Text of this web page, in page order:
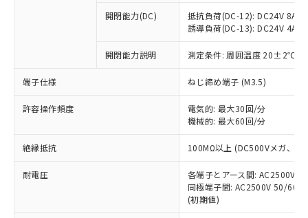
開閉能力(DC)
抵抗負荷(DC-12): DC24V 8A/
誘導負荷(DC-13): DC24V 4A/
開閉能力説明 測定条件: 周囲温度 20±2℃、
端子仕様 ねじ締め端子 (M3.5)
許容操作頻度
電気的: 最大30回/分
機械的: 最大60回/分
絶縁抵抗 100MΩ以上 (DC500Vメガ、点
耐電圧
各端子とアース間: AC2500V
同極端子間: AC2500V 50/
(初期値)
商品の当社在庫状況および標準価格
(税抜)を提供させていただくもので
当社制御機器事業取扱商品の中には、
本サービスの対象外となる商品もある
ことをご了承ください。
在庫状況および標準価格照会結果は、
記載している更新日時点での社内デー
タに基づき作成されるものであり、閲
覧された時点での実際の在庫および標
準価格とは異なる場合があることをご
正式な納期状況および標準価格はお客
様のお取引先、またはお客様担当のオ
ムロン制御機器販売店・当社販売員に
非含有の対応状況を調査中または確認中の
非該当品：ライセンス料など無形物で、有
害物質有無と関係のない商品です。
いたものが、含有品と判明した場合などや
むを得ず変更することがあります。
鉛(Pb) 1000ppm以下、 水銀(Hg) 1000ppm以下、 カド
六価クロム(Cr(Ⅵ)) 1000ppm以下、ポリ臭化ビフェニル
類(PBB) 1000ppm以下、ポリ臭化ジフェニルエーテル類
(PBDE) 1000ppm以下、フタル酸ビス(2-エチルヘキシ
ル) (DEHP)(別名：DOP) 1000ppm以下、フタル酸ブチ
ルベンジル（BBP） 1000ppm以下、フタル酸ジブチル
（DBP） 1000ppm以下、フタル酸ジイソブチル
「○」：最大均質材料含有率が中国RoHSの
基準値以下であることを示します。
「×」：最大均質材料含有率が中国RoHSの
基準値を超えていることを示します。
「－」：未確認です。当社販売部門へお問
い合わせください。
*中国RoHS10物質の基準値 (GB/T26572)：
Pb(鉛) :1000ppm、 Hg(水銀) : 1000ppm、 Cd(カドミウ
ム) : 100ppm、
Cr(Ⅵ)(六価クロム) : 1000ppm、 PBBs(ポリ臭化ビフェ
ニル類) : 1000ppm、 PBDEs(ポリ臭化ジフェニルエーテ
DBP(フタル酸ジブチル) : 1000ppm、 DIBP(フタル酸ジ
イソブチル) : 1000ppm、 BBP(フタル酸ブチルベンジ
当社は、これら貴社製品のうち、外国
為替および外国貿易法に定める商品
（以下｢規制貨物等」という）を輸出
または国外への提供する場合は、日本
国政府の輸出許可(または役務取引許
可)を取得するなどの必要な手続きを
当社は規制貨物を破棄する場合は、完
全に破砕するなど、違法に輸出されな
いよう必要な手段を講じます。
一定数以上の在庫あり
一定数には満たないが在庫あり